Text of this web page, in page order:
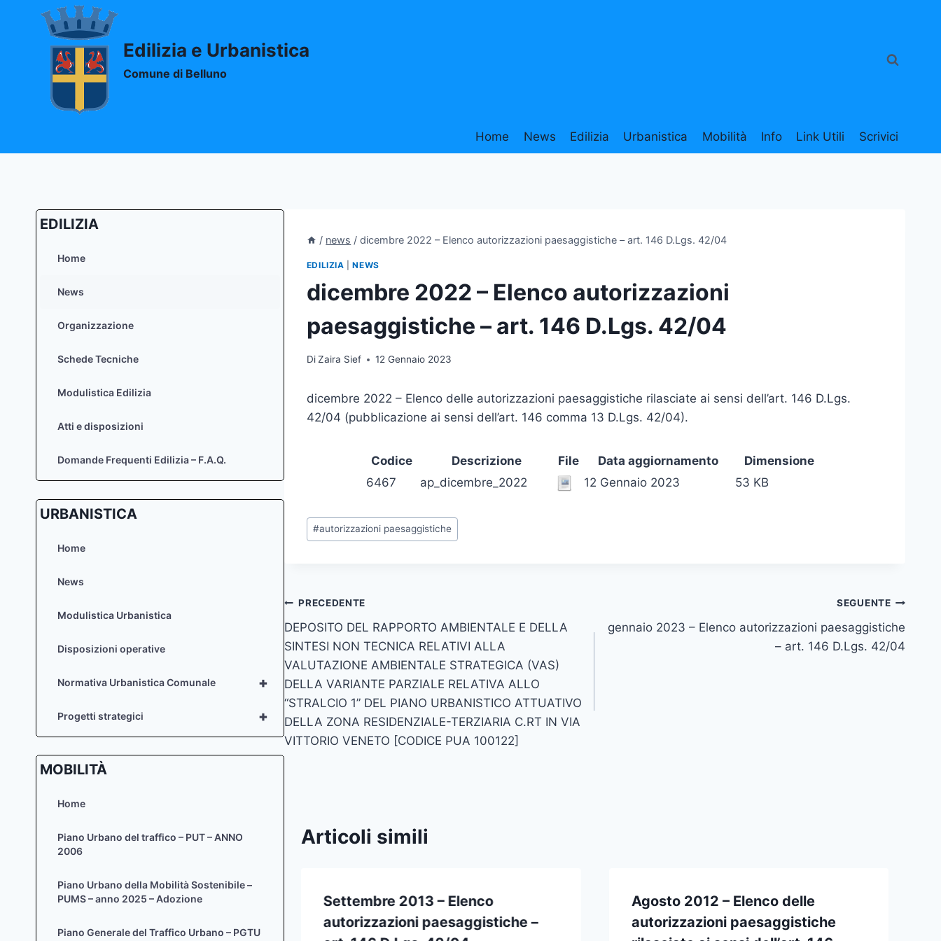
contenuto
Edilizia e Urbanistica
Comune di Belluno
Home News Edilizia Urbanistica Mobilità Info Link Utili Scrivici
/ news / dicembre 2022 – Elenco autorizzazioni paesaggistiche – art. 146 D.Lgs. 42/04
EDILIZIA |NEWS
dicembre 2022 – Elenco autorizzazioni
paesaggistiche – art. 146 D.Lgs. 42/04
DiZaira Sief 12 Gennaio 2023
dicembre 2022 – Elenco delle autorizzazioni paesaggistiche rilasciate ai sensi dell’art. 146 D.Lgs.
42/04 (pubblicazione ai sensi dell’art. 146 comma 13 D.Lgs. 42/04).
Codice Descrizione File Data aggiornamento
Dimensione
6467
ap_dicembre_2022 12 Gennaio 2023 53 KB
Tag
articolo:
#autorizzazioni paesaggistiche
Navigazione
articoli
PRECEDENTE
DEPOSITO DEL RAPPORTO AMBIENTALE E DELLA
SINTESI NON TECNICA RELATIVI ALLA
VALUTAZIONE AMBIENTALE STRATEGICA (VAS)
DELLA VARIANTE PARZIALE RELATIVA ALLO
“STRALCIO 1” DEL PIANO URBANISTICO ATTUATIVO
DELLA ZONA RESIDENZIALE-TERZIARIA C.RT IN VIA
VITTORIO VENETO [CODICE PUA 100122]
SEGUENTE
gennaio 2023 – Elenco autorizzazioni paesaggistiche
– art. 146 D.Lgs. 42/04
Articoli simili
Luglio 2013 – Elenco
Settembre 2013 – Elenco
autorizzazioni paesaggistiche –
Agosto 2012 – Elenco delle
autorizzazioni paesaggistiche
EDILIZIA
Home
News
Organizzazione
Schede Tecniche
Modulistica Edilizia
Atti e disposizioni
Domande Frequenti Edilizia – F.A.Q.
URBANISTICA
Home
News
Modulistica Urbanistica
Disposizioni operative
+
Normativa Urbanistica Comunale
+
Progetti strategici
MOBILITÀ
Home
Piano Urbano del traffico – PUT – ANNO
2006
Piano Urbano della Mobilità Sostenibile –
PUMS – anno 2025 – Adozione
Piano Generale del Traffico Urbano – PGTU